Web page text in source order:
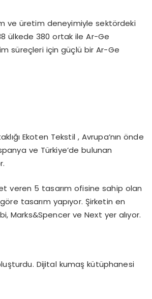
ve üretim deneyimiyle sektördeki
ülkede 380 ortak ile Ar-Ge
süreçleri için güçlü bir Ar-Ge
Ekoten Tekstil , Avrupa’nın önde
ve Türkiye’de bulunan
veren 5 tasarım ofisine sahip olan
tasarım yapıyor. Şirketin en
Marks&Spencer ve Next yer alıyor.
Dijital kumaş kütüphanesi